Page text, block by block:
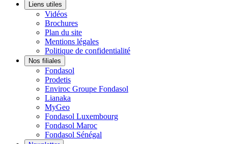
Liens utiles
Vidéos
Brochures
Plan du site
Mentions légales
Politique de confidentialité
Nos filiales
Fondasol
Prodetis
Enviroc Groupe Fondasol
Lianaka
MyGeo
Fondasol Luxembourg
Fondasol Maroc
Fondasol Sénégal